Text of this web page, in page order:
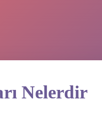
Nelerdir